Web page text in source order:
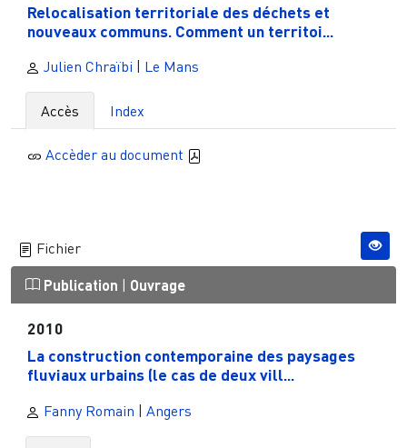
Relocalisation territoriale des déchets et
nouveaux communs. Comment un territoi...
Julien Chraïbi Le Mans
Accès Index
Accèder au document
Fichier
Publication | Ouvrage
2010
La construction contemporaine des paysages
fluviaux urbains (le cas de deux vill...
Fanny Romain | Angers